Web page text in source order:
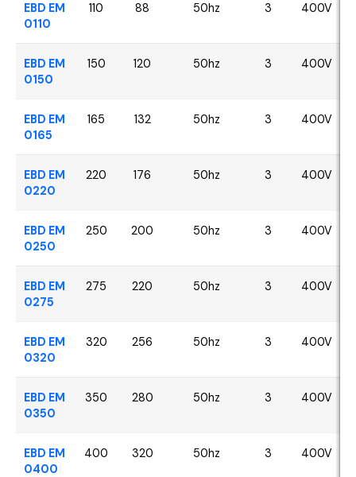
EBD EM
0110
110 88 50hz 3 400V
EBD EM
0150
150 120 50hz 3 400V
EBD EM
0165
165 132 50hz 3 400V
EBD EM
0220
220 176 50hz 3 400V
EBD EM
0250
250 200 50hz 3 400V
EBD EM
0275
275 220 50hz 3 400V
EBD EM
0320
320 256 50hz 3 400V
EBD EM
0350
350 280 50hz 3 400V
EBD EM
0400
400 320 50hz 3 400V